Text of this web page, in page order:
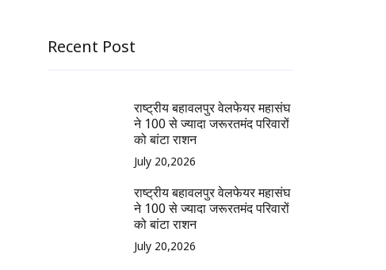
Recent Post
राष्ट्रीय बहावलपुर वेलफेयर महासंघ
ने 100 से ज्यादा जरूरतमंद परिवारों
को बांटा राशन
July 20,2026
राष्ट्रीय बहावलपुर वेलफेयर महासंघ
ने 100 से ज्यादा जरूरतमंद परिवारों
को बांटा राशन
July 20,2026